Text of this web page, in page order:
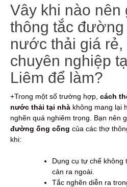
Vây khi nào nên
thông tắc đường
nước thải giá rẻ,
chuyên nghiệp
Liêm để làm?
+Trong một số trường hợp, cách
nước thải tại nhà không mang lại
nghẽn quá nghiêm trọng. Bạn nên
đường ống cống của các thợ
khi:
Dụng cụ tự chế không
cản ra ngoài.
Tắc nghẽn diễn ra